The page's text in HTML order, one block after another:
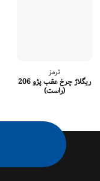
ترمز
ریگلاژ چرخ عقب پژو 206
(راست)